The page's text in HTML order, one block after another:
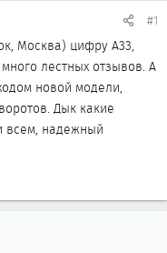
#1
Москва) цифру А33,
лестных отзывов. А
новой модели,
Дык какие
всем, надежный